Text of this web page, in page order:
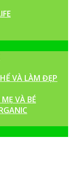
VÀ LÀM ĐẸP
VÀ BÉ